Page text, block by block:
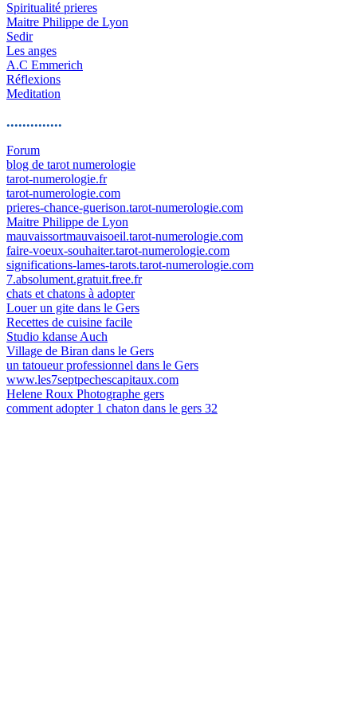
Spiritualité prieres
Maitre Philippe de Lyon
Sedir
Les anges
A.C Emmerich
Réflexions
Meditation
..............
Forum
blog de tarot numerologie
tarot-numerologie.fr
tarot-numerologie.com
prieres-chance-guerison.tarot-numerologie.com
Maitre Philippe de Lyon
mauvaissortmauvaisoeil.tarot-numerologie.com
faire-voeux-souhaiter.tarot-numerologie.com
significations-lames-tarots.tarot-numerologie.com
7.absolument.gratuit.free.fr
chats et chatons à adopter
Louer un gite dans le Gers
Recettes de cuisine facile
Studio kdanse Auch
Village de Biran dans le Gers
un tatoueur professionnel dans le Gers
www.les7septpechescapitaux.com
Helene Roux Photographe gers
comment adopter 1 chaton dans le gers 32